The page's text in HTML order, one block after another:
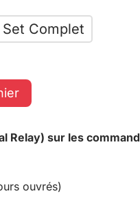
Set Complet
Relay) sur les
ouvrés)